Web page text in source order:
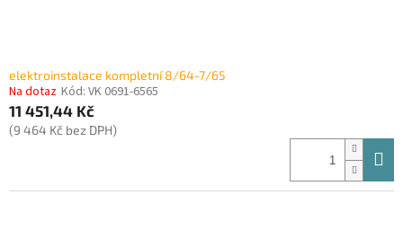
elektroinstalace kompletní 8/64-7/65
Na dotaz Kód: VK 0691-6565
11 451,44 Kč
(9 464 Kč bez DPH)